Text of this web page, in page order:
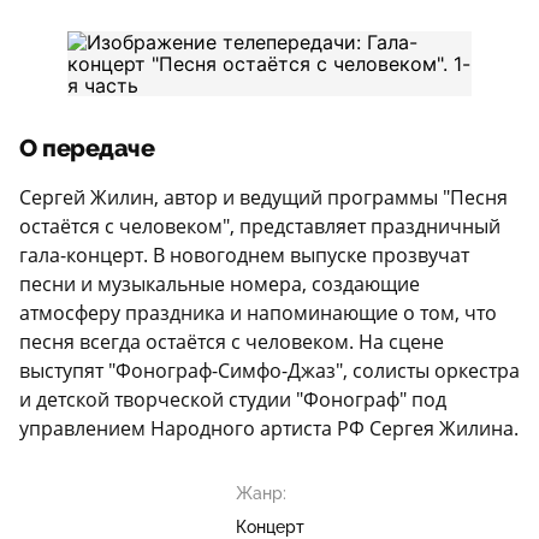
О передаче
Сергей Жилин, автор и ведущий программы "Песня
остаётся с человеком", представляет праздничный
гала-концерт. В новогоднем выпуске прозвучат
песни и музыкальные номера, создающие
атмосферу праздника и напоминающие о том, что
песня всегда остаётся с человеком. На сцене
выступят "Фонограф-Симфо-Джаз", солисты оркестра
и детской творческой студии "Фонограф" под
управлением Народного артиста РФ Сергея Жилина.
Жанр:
Концерт